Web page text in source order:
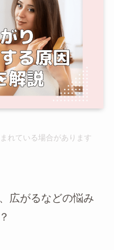
れて いる場合があります
広がるなどの悩み